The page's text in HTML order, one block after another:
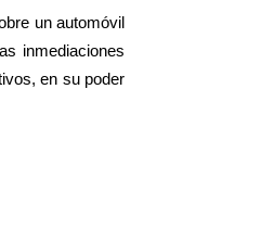
un automóvil
inmediaciones
en su poder